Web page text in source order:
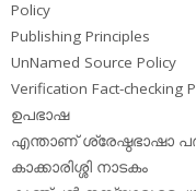
Policy
Publishing Principles
UnNamed Source Policy
Verification Fact-checking
ഉപഭാഷ
എന്താണ് ശ്രേഷ്ഠഭാഷാ
കാക്കാരിശ്ശി നാടകം